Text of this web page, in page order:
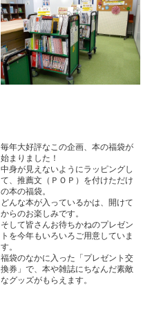
毎年大好評なこの企画、本の福袋が
始まりました！
中身が見えないようにラッピングし
て、推薦文（ＰＯＰ）を付けただけ
の本の福袋。
どんな本が入っているかは、開けて
からのお楽しみです。
そして皆さんお待ちかねのプレゼン
トを今年もいろいろご用意していま
す。
福袋のなかに入った「プレゼント交
換券」で、本や雑誌にちなんだ素敵
なグッズがもらえます。